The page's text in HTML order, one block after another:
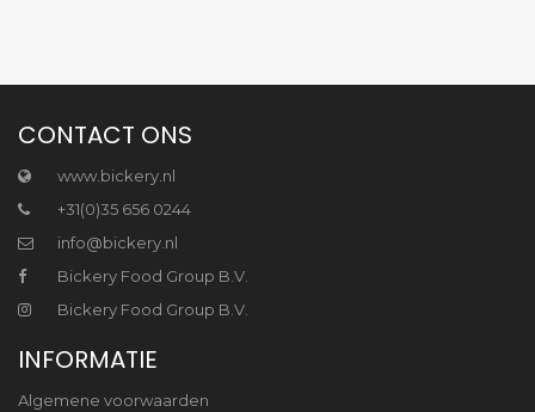
CONTACT ONS
www.bickery.nl
+31(0)35 656 0244
info@bickery.nl
Bickery Food Group B.V.
Bickery Food Group B.V.
INFORMATIE
Algemene voorwaarden